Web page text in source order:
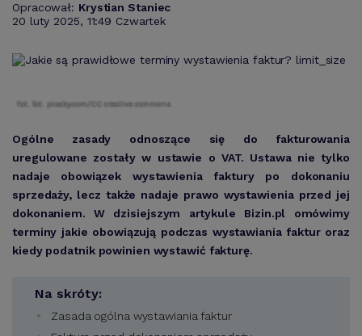
Opracował: Krystian Staniec
20 luty 2025, 11:49 Czwartek
fot. fot. pixaby.com/CC creative commons
Ogólne zasady odnoszące się do fakturowania
uregulowane zostały w ustawie o VAT. Ustawa nie tylko
nadaje obowiązek wystawienia faktury po dokonaniu
sprzedaży, lecz także nadaje prawo wystawienia przed jej
dokonaniem. W dzisiejszym artykule Bizin.pl omówimy
terminy jakie obowiązują podczas wystawiania faktur oraz
kiedy podatnik powinien wystawić fakturę.
Na skróty:
Zasada ogólna wystawiania faktur